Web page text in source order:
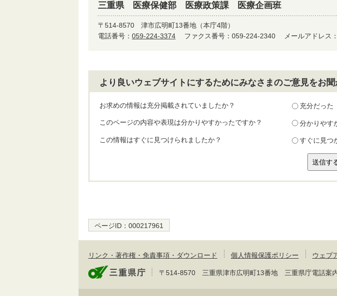
三重県 医療保健部 医療政策課 医療企画班
〒514-8570 津市広明町13番地（本庁4階）
電話番号： 059-224-3374 ファクス番号：059-224-2340 メールアドレス：
より良いウェブサイトにするためにみなさまのご意見をお
お求めの情報は充分掲載されていましたか？ 充分だった
このページの内容や表現は分かりやすかったですか？ 分かりやす
この情報はすぐに見つけられましたか？ すぐに見つ
ページID： 000217961
リンク・著作権・免責事項・ダウンロード 個人情報保護ポリシー ウェブ
〒514-8570 三重県津市広明町13番地 三重県庁電話案内